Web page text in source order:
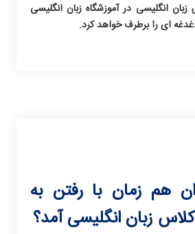
انگلیسی در آموزشگاه زبان انگلیسی
ای را برطرف خواهد کرد.
هم زمان با رفتن به
زبان انگلیسی آمد؟